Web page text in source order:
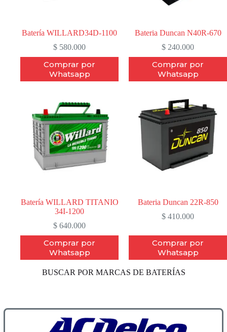
Batería WILLARD34D-1100
$ 580.000
Comprar por
Whatsapp
Bateria Duncan N40R-670
$ 240.000
Comprar por
Whatsapp
Batería WILLARD TITANIO
34I-1200
$ 640.000
Comprar por
Whatsapp
Bateria Duncan 22R-850
$ 410.000
Comprar por
Whatsapp
BUSCAR POR MARCAS DE BATERÍAS